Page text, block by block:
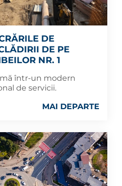
DE
DE PE
NR. 1
într-un modern
de servicii.
MAI DEPARTE